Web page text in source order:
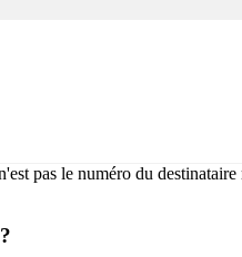
pas le numéro du